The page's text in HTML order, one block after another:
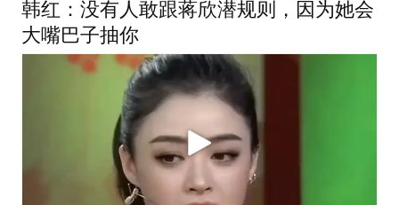
韩红：没有人敢跟蒋欣潜规则，因为她会
大嘴巴子抽你